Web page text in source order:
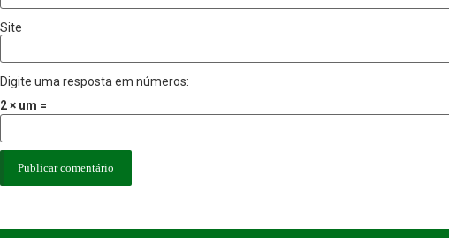
Site
Digite uma resposta em números:
2 × um =